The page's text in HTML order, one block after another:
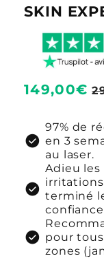
SKIN
Prix
149,00€
check_circle
97% de
en 3
au laser.
check_circle
Adieu
terminé
check_circle pour
zones